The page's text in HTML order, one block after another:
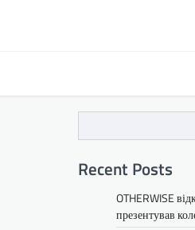
Recent Posts
OTHERWISE
презентував